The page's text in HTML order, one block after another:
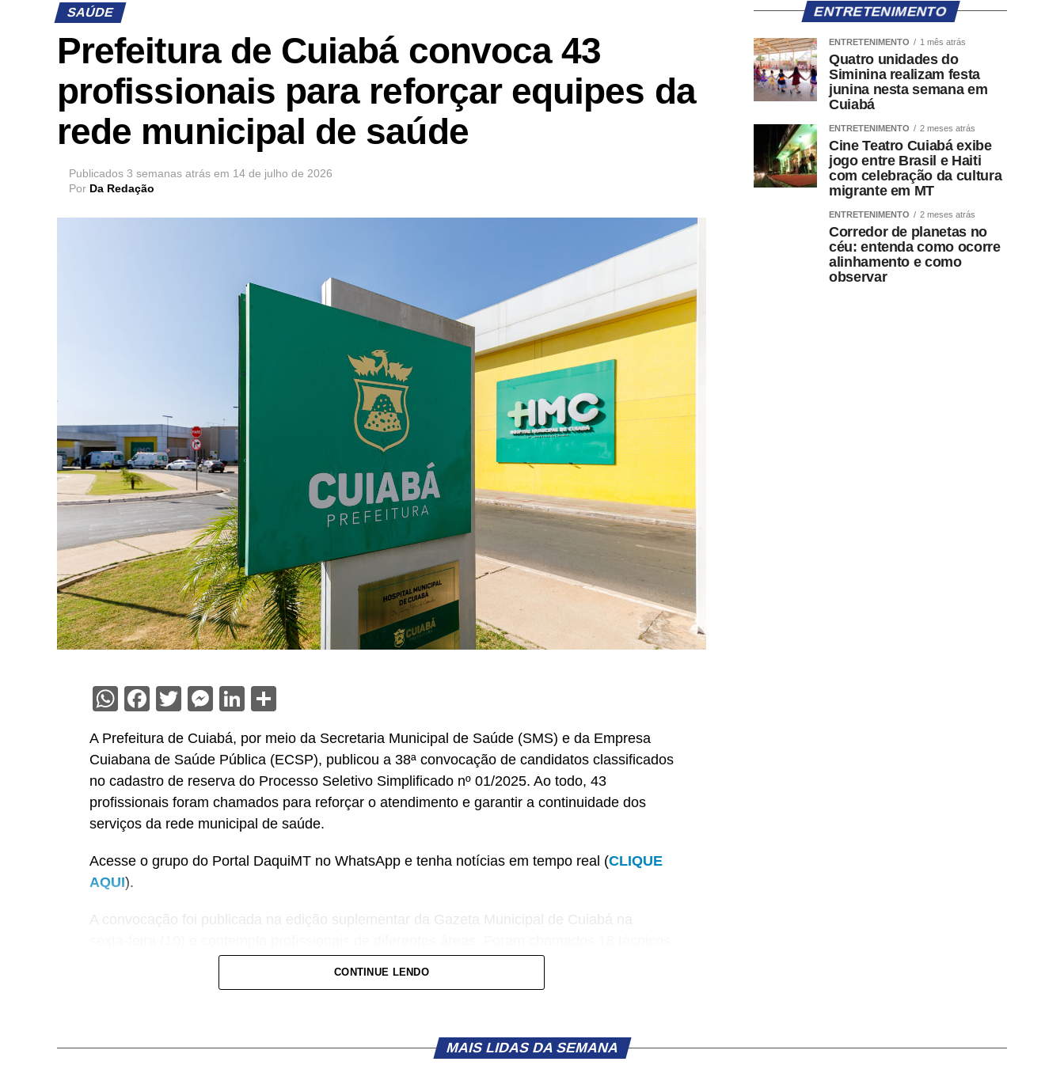
SAÚDE
Prefeitura de Cuiabá convoca 43
profissionais para reforçar equipes da
rede municipal de saúde
Publicados 3 semanas atrás em 14 de julho de 2026
Por Da Redação
WhatsApp
Facebook
Twitter
Messenger
LinkedIn
A Prefeitura de Cuiabá, por meio da Secretaria Municipal de Saúde (SMS) e da Empresa
Cuiabana de Saúde Pública (ECSP), publicou a 38ª convocação de candidatos classificados
no cadastro de reserva do Processo Seletivo Simplificado nº 01/2025. Ao todo, 43
profissionais foram chamados para reforçar o atendimento e garantir a continuidade dos
serviços da rede municipal de saúde.
Acesse o grupo do Portal DaquiMT no WhatsApp e tenha notícias em tempo real (CLIQUE
AQUI).
A convocação foi publicada na edição suplementar da Gazeta Municipal de Cuiabá na
de enfermagem, cinco enfermeiros, oito oficiais administrativos recepcionistas, quatro
técnicos administrativos comerciais, quatro técnicos em farmácia, dois oficiais
Os convocados devem comparecer à sede da Empresa Cuiabana de Saúde Pública
(ECSP), localizada na Rua Orivaldo M. de Souza, s/nº, bairro Ribeirão do Lipa, em Cuiabá,
CONTINUE LENDO
ENTRETENIMENTO
ENTRETENIMENTO 1 mês atrás
Quatro unidades do
Siminina realizam festa
junina nesta semana em
Cuiabá
ENTRETENIMENTO 2 meses atrás
Cine Teatro Cuiabá exibe
jogo entre Brasil e Haiti
com celebração da cultura
migrante em MT
ENTRETENIMENTO 2 meses atrás
Corredor de planetas no
céu: entenda como ocorre
alinhamento e como
observar
MAIS LIDAS DA SEMANA